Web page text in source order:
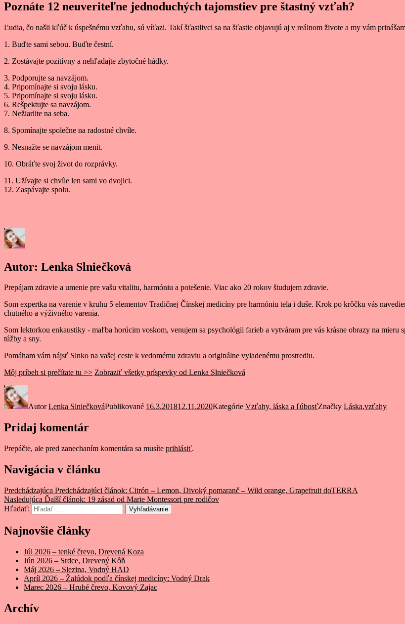
Poznáte 12 neuveriteľne jednoduchých tajomstiev pre štastný vzťah?
Ľudia, čo našli kľúč k úspešnému vzťahu, sú víťazi. Takí šťastlivci sa na šťastie objavujú aj v reálnom živote a my vám
1. Buďte sami sebou. Buďte čestní.
2. Zostávajte pozitívny a nehľadajte zbytočné hádky.
3. Podporujte sa navzájom.
4. Pripomínajte si svoju lásku.
5. Pripomínajte si svoju lásku.
6. Rešpektujte sa navzájom.
7. Nežiarlite na seba.
8. Spomínajte společne na radostné chvíle.
9. Nesnažte se navzájom menit.
10. Obráťte svoj život do rozprávky.
11. Užívajte si chvíle len sami vo dvojici.
12. Zaspávajte spolu.
Autor: Lenka Slniečková
Prepájam zdravie a umenie pre vašu vitalitu, harmóniu a potešenie. Viac ako 20 rokov študujem zdravie.
Som expertka na varenie v kruhu 5 elementov Tradičnej Čínskej medicíny pre harmóniu tela i duše. Krok po krôčku vás
chutného a výživného varenia.
Som lektorkou enkaustiky - maľba horúcim voskom, venujem sa psychológii farieb a vytváram pre vás krásne obrazy na
túžby a sny.
Pomáham vám nájsť Slnko na vašej ceste k vedomému zdraviu a originálne vyladenému prostrediu.
Môj príbeh si prečítate tu >> Zobraziť všetky príspevky od Lenka Slniečková
AutorLenka SlniečkováPublikované 16.3.201812.11.2020Kategórie Vzťahy, láska a ľúbosťZnačky Láska,vzťahy
Pridaj komentár
Prepáčte, ale pred zanechaním komentára sa musíte prihlásiť.
Navigácia v článku
Predchádzajúca Predchádzajúci článok: Citrón – Lemon, Divoký pomaranč – Wild orange, Grapefruit doTERRA
Nasledujúca Ďalší článok: 19 zásad od Marie Montessori pre rodičov
Hľadať:
Vyhľadávanie
Najnovšie články
Júl 2026 – tenké črevo, Drevená Koza
Jún 2026 – Srdce, Drevený Kôň
Máj 2026 – Slezina, Vodný HAD
Apríl 2026 – Žalúdok podľa čínskej medicíny: Vodný Drak
Marec 2026 – Hrubé črevo, Kovový Zajac
Archív